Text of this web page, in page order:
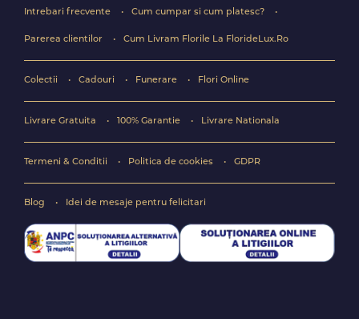
Intrebari frecvente Cum cumpar si cum platesc?
Parerea clientilor Cum Livram Florile La FlorideLux.Ro
Colectii Cadouri Funerare Flori Online
Livrare Gratuita 100% Garantie Livrare Nationala
Termeni & Conditii Politica de cookies GDPR
Blog Idei de mesaje pentru felicitari